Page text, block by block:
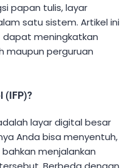
papan tulis, layar
satu sistem. Artikel ini
meningkatkan
maupun perguruan
(IFP)?
layar digital besar
Anda bisa menyentuh,
menjalankan